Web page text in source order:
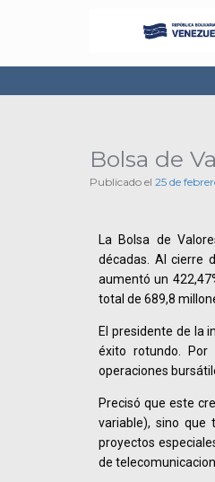
Bolsa de
Publicado el 25 de
La Bolsa de
décadas. Al cierre
aumentó un
total de 689,8
El presidente de la
éxito rotundo.
operaciones
Precisó que este
variable), sino
proyectos
de